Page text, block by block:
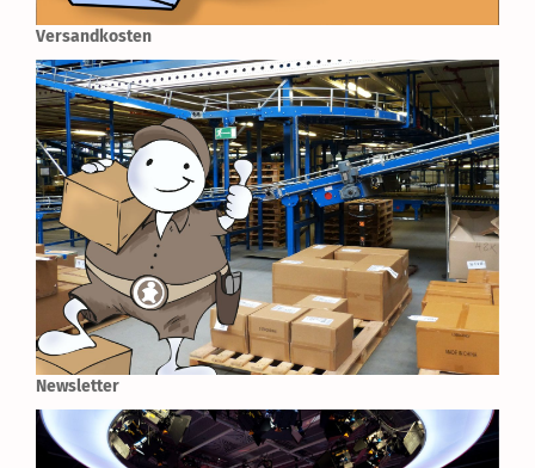
Versandkosten
Newsletter